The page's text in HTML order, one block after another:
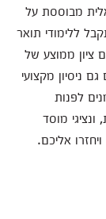
מבוססת על
ללימודי תואר
ציון ממוצע של
ניסיון מקצועי
לפנות
מוסד
אליכם.